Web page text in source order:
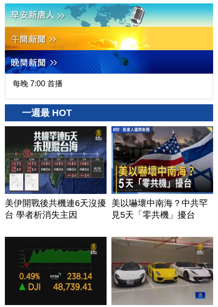
每晚 7:00 首播
一週最 HOT
美伊開戰後共機連6天沒擾
台 學者析消失主因
美以嚇壞中南海？中共罕
見5天「零共機」擾台